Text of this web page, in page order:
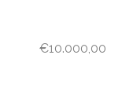
€10.000,00